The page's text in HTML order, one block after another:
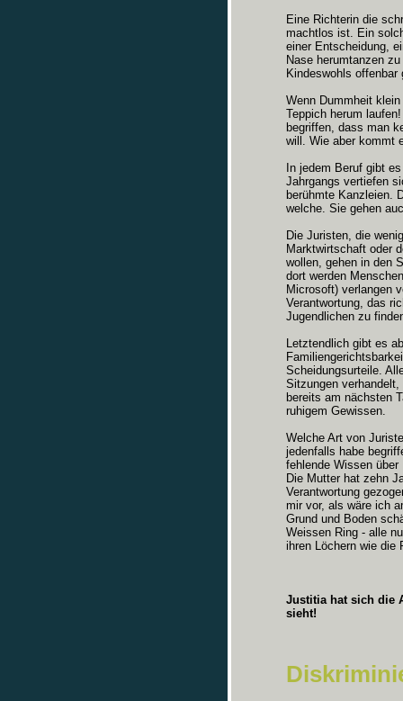
Eine Richterin die
machtlos ist. Ein
einer Entscheidung,
Nase herumtanzen
Kindeswohls offenbar
Wenn Dummheit
Teppich herum
begriffen, dass man
will. Wie aber kommt
In jedem Beruf gibt
Jahrgangs vertiefen
berühmte Kanzleien.
welche. Sie gehen
Die Juristen, die
Marktwirtschaft oder
wollen, gehen in den
dort werden
Microsoft) verlangen
Verantwortung, das
Jugendlichen zu
Letztendlich gibt es
Scheidungsurteile.
Sitzungen
bereits am nächsten
ruhigem Gewissen.
Welche Art von
jedenfalls habe
fehlende Wissen
Die Mutter hat zehn
Verantwortung
mir vor, als wäre ich
Grund und Boden
Weissen Ring - alle
ihren Löchern wie die
Justitia hat sich die
sieht!